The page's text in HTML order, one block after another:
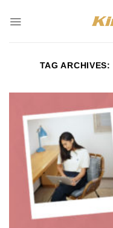
TAG ARCHIVES: